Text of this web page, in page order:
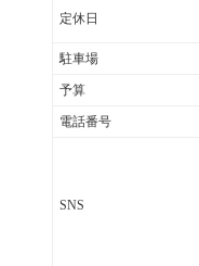
定休日
駐車場
予算
電話番号
SNS